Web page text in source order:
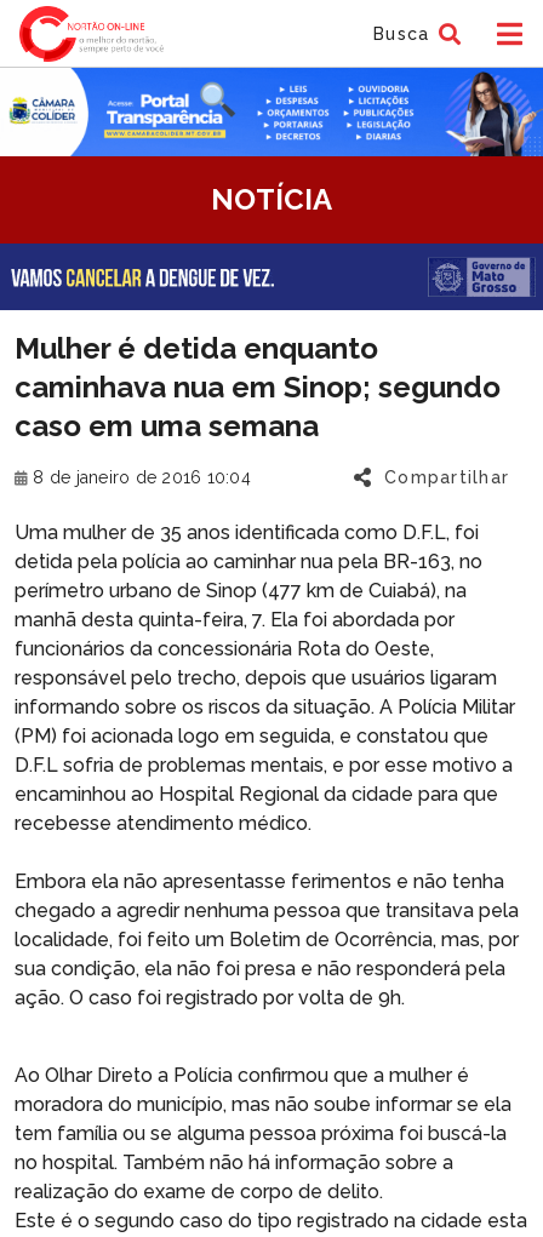
Busca
NOTÍCIA
Mulher é detida enquanto
caminhava nua em Sinop; segundo
caso em uma semana
8 de janeiro de 2016 10:04 Compartilhar
Uma mulher de 35 anos identificada como D.F.L, foi
detida pela polícia ao caminhar nua pela BR-163, no
perímetro urbano de Sinop (477 km de Cuiabá), na
manhã desta quinta-feira, 7. Ela foi abordada por
funcionários da concessionária Rota do Oeste,
responsável pelo trecho, depois que usuários ligaram
informando sobre os riscos da situação. A Polícia Militar
(PM) foi acionada logo em seguida, e constatou que
D.F.L sofria de problemas mentais, e por esse motivo a
encaminhou ao Hospital Regional da cidade para que
recebesse atendimento médico.
Embora ela não apresentasse ferimentos e não tenha
chegado a agredir nenhuma pessoa que transitava pela
localidade, foi feito um Boletim de Ocorrência, mas, por
sua condição, ela não foi presa e não responderá pela
ação. O caso foi registrado por volta de 9h.
Ao Olhar Direto a Polícia confirmou que a mulher é
moradora do município, mas não soube informar se ela
tem família ou se alguma pessoa próxima foi buscá-la
no hospital. Também não há informação sobre a
realização do exame de corpo de delito.
Este é o segundo caso do tipo registrado na cidade esta